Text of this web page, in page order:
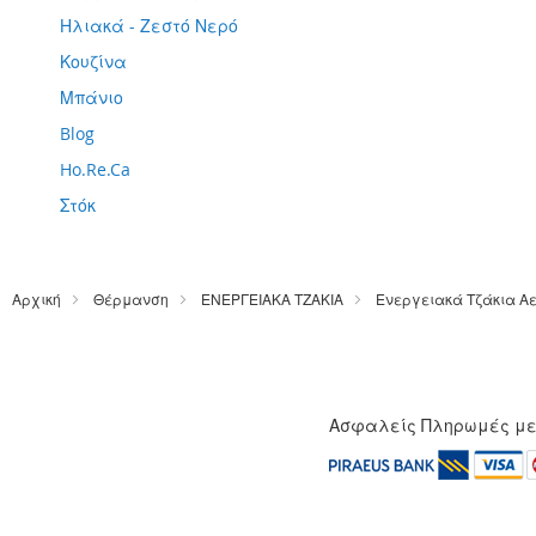
Ηλιακά - Ζεστό Νερό
Κουζίνα
Μπάνιο
Blog
Ho.Re.Ca
Στόκ
Αρχική Θέρμανση ΕΝΕΡΓΕΙΑΚΑ ΤΖΑΚΙΑ Ενεργειακά Τζάκια
Ασφαλείς Πληρωμές με